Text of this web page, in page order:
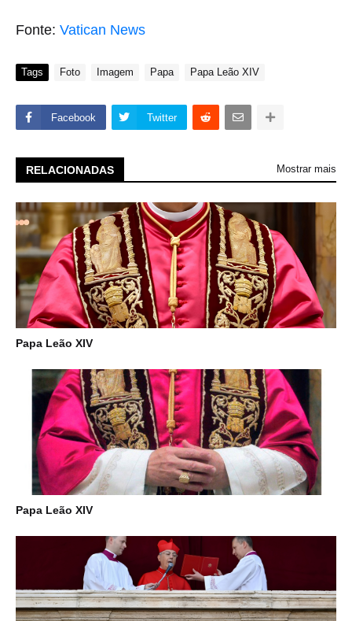
Fonte: Vatican News
Tags Foto Imagem Papa Papa Leão XIV
Facebook Twitter
RELACIONADAS Mostrar mais
Papa Leão XIV
Papa Leão XIV